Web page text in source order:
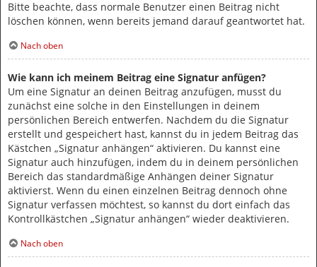
Bitte beachte, dass normale Benutzer einen Beitrag nicht
löschen können, wenn bereits jemand darauf geantwortet hat.
Nach oben
Wie kann ich meinem Beitrag eine Signatur anfügen?
Um eine Signatur an deinen Beitrag anzufügen, musst du
zunächst eine solche in den Einstellungen in deinem
persönlichen Bereich entwerfen. Nachdem du die Signatur
erstellt und gespeichert hast, kannst du in jedem Beitrag das
Kästchen „Signatur anhängen“ aktivieren. Du kannst eine
Signatur auch hinzufügen, indem du in deinem persönlichen
Bereich das standardmäßige Anhängen deiner Signatur
aktivierst. Wenn du einen einzelnen Beitrag dennoch ohne
Signatur verfassen möchtest, so kannst du dort einfach das
Kontrollkästchen „Signatur anhängen“ wieder deaktivieren.
Nach oben